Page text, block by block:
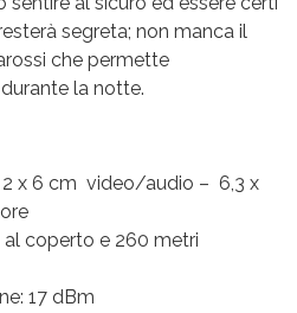
segreta; non manca il
che permette
la notte.
2 x 6 cm video/audio – 6,3 x
al coperto e 260 metri
17 dBm